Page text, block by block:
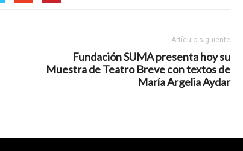
Artículo siguiente
Fundación SUMA presenta hoy su
Muestra de Teatro Breve con textos de
María Argelia Aydar